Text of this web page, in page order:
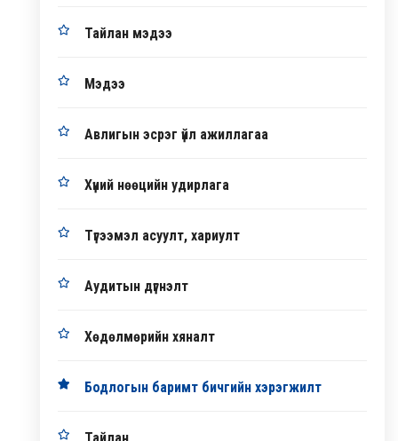
Тайлан мэдээ
Мэдээ
Авлигын эсрэг үйл ажиллагаа
Хүний нөөцийн удирлага
Түгээмэл асуулт, хариулт
Аудитын дүгнэлт
Хөдөлмөрийн хяналт
Бодлогын баримт бичгийн хэрэгжилт